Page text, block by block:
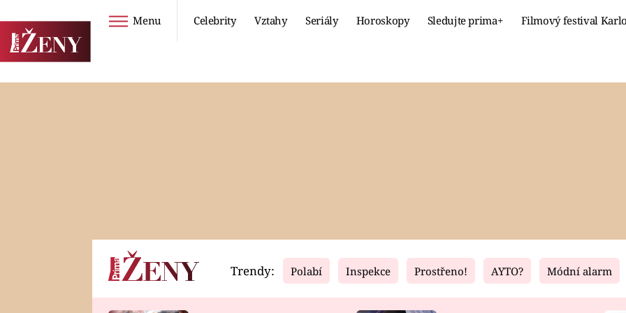
Menu Celebrity Vztahy Seriály Horoskopy Sledujte prima+ Filmový festival
Horoskopy Video Fresh Living
Trendy: Polabí Inspekce Prostřeno! AYTO? Módní alarm